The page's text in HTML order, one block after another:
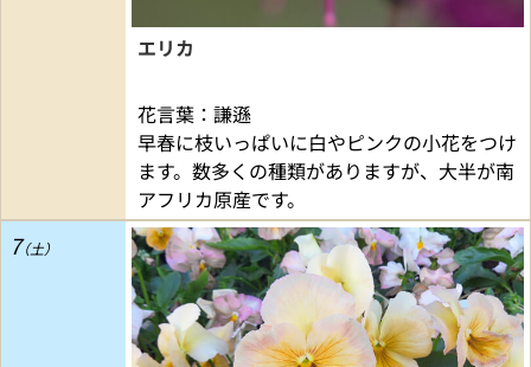
エリカ
花言葉：謙遜
早春に枝いっぱいに白やピンクの小花をつけ
ます。数多くの種類がありますが、大半が南
アフリカ原産です。
7